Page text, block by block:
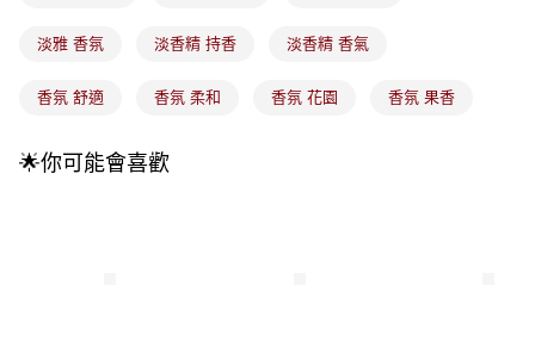
3.完整用戶服務條款，請詳閱以下連結：
https://oppay.tw/userRule
付款後門市自取
每筆NT$100，滿NT$399(含以上)免運費
淡雅 香氛 淡香精 持香 淡香精 香氣
香氛 舒適 香氛 柔和 香氛 花園 香氛 果香
🌟你可能會喜歡